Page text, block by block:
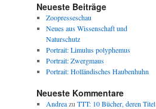
Neueste Beiträge
Zoopresseschau
Neues aus Wissenschaft und
Naturschutz
Portrait: Limulus polyphemus
Portrait: Zwergmaus
Portrait: Holländisches Haubenhuhn
Neueste Kommentare
Andreazu TTT: 10 Bücher, deren Titel